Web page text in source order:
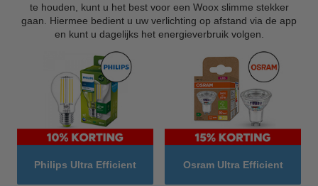
te houden, kunt u het best voor een Woox slimme stekker
gaan. Hiermee bedient u uw verlichting op afstand via de app
en kunt u dagelijks het energieverbruik volgen.
Philips Ultra Efficient Osram Ultra Efficient